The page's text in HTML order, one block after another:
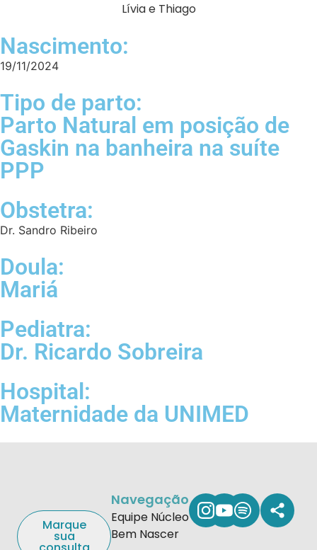
Lívia e Thiago
Nascimento:
19/11/2024
Tipo de parto:
Parto Natural em posição de
Gaskin na banheira na suíte
PPP
Obstetra:
Dr. Sandro Ribeiro
Doula:
Mariá
Pediatra:
Dr. Ricardo Sobreira
Hospital:
Maternidade da UNIMED
Marque
sua
Navegação
Equipe Núcleo
Bem Nascer